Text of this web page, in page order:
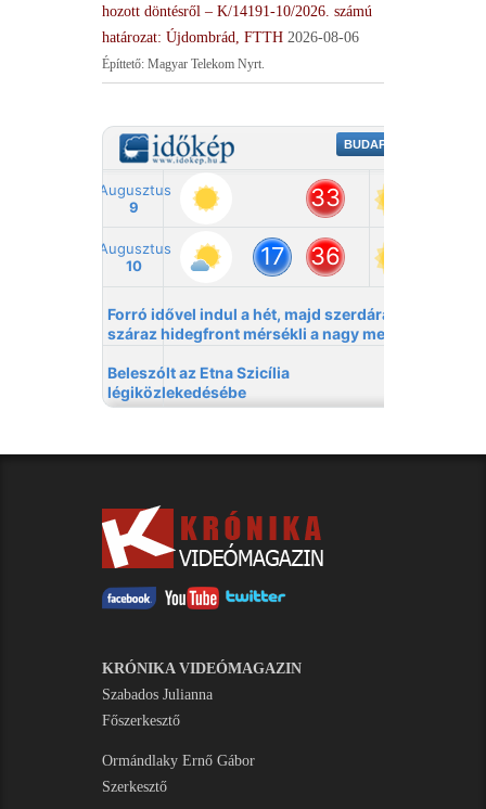
hozott döntésről – K/14191-10/2026. számú
határozat: Újdombrád, FTTH 2026-08-06
Építtető: Magyar Telekom Nyrt.
KRÓNIKA VIDEÓMAGAZIN
Szabados Julianna
Főszerkesztő
Ormándlaky Ernő Gábor
Szerkesztő